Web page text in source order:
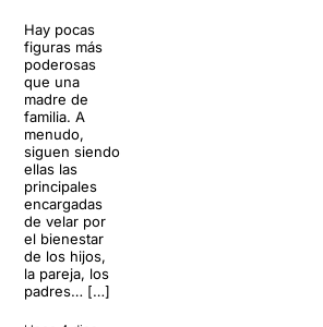
Hay pocas
figuras más
poderosas
que una
madre de
familia. A
menudo,
siguen siendo
ellas las
principales
encargadas
de velar por
el bienestar
de los hijos,
la pareja, los
padres… […]